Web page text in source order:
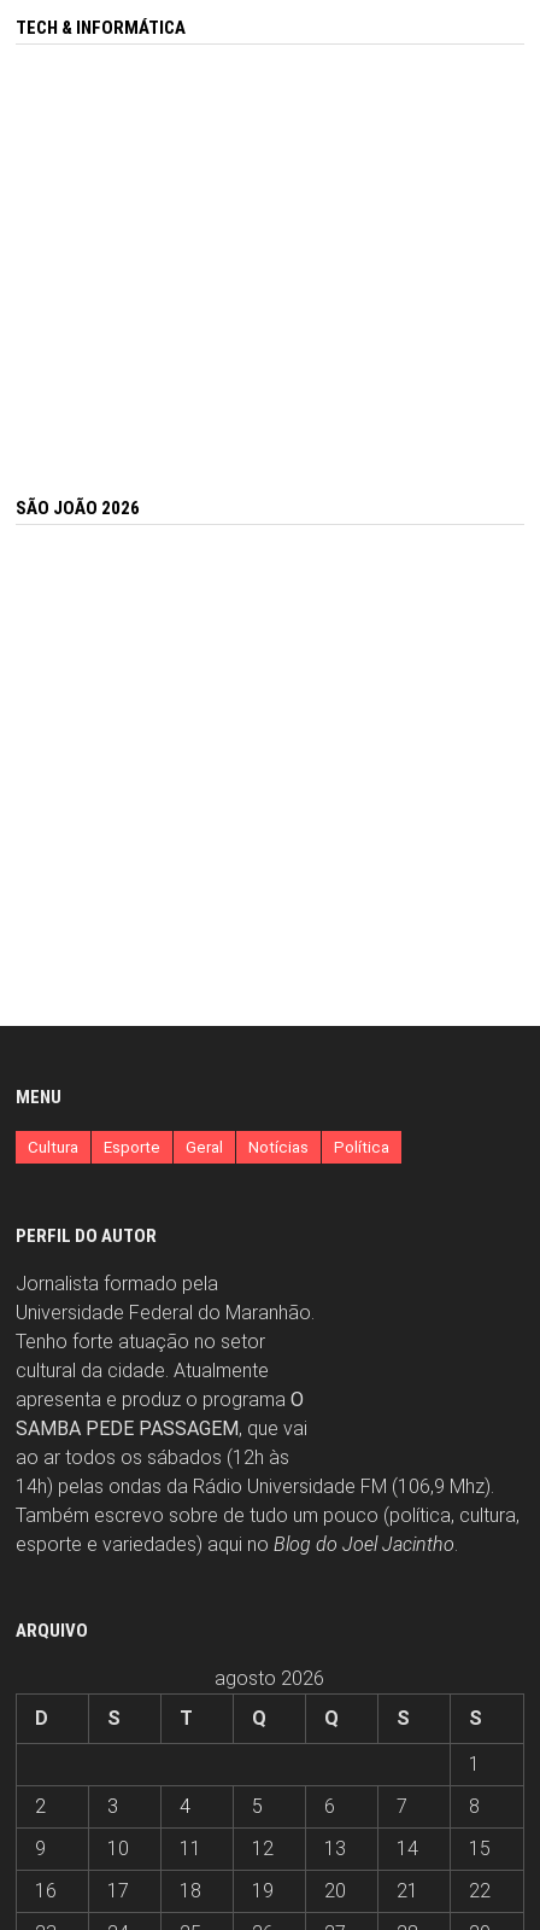
TECH & INFORMÁTICA
SÃO JOÃO 2026
MENU
Cultura Esporte Geral Notícias Política
PERFIL DO AUTOR
Jornalista formado pela
Universidade Federal do Maranhão.
Tenho forte atuação no setor
cultural da cidade. Atualmente
apresenta e produz o programa O
SAMBA PEDE PASSAGEM, que vai
ao ar todos os sábados (12h às
14h) pelas ondas da Rádio Universidade FM (106,9 Mhz).
Também escrevo sobre de tudo um pouco (política, cultura,
esporte e variedades) aqui no Blog do Joel Jacintho.
ARQUIVO
agosto 2026
D
S T Q Q S
S
1
2
3 4 5 6 7
8
9
10 11 12 13 14
15
16
17 18 19 20 21
22